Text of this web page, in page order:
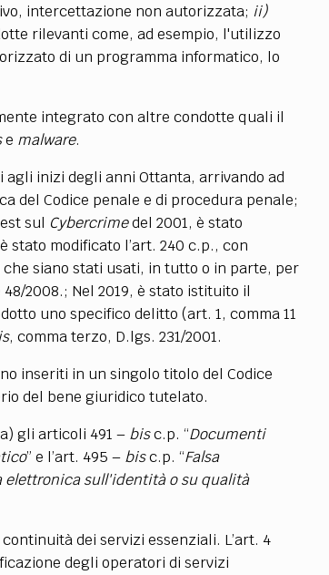
intercettazione non autorizzata; ii)
rilevanti come, ad esempio, l'utilizzo
di un programma informatico, lo
integrato con altre condotte quali il
e malware.
inizi degli anni Ottanta, arrivando ad
del Codice penale e di procedura penale;
sul Cybercrimedel 2001, è stato
stato modificato l’art. 240 c.p., con
siano stati usati, in tutto o in parte, per
2008.; Nel 2019, è stato istituito il
uno specifico delitto (art. 1, comma 11
, comma terzo, D.lgs. 231/2001.
inseriti in un singolo titolo del Codice
del bene giuridico tutelato.
gli articoli 491 – bisc.p. “Documenti
” e l’art. 495 – bisc.p. “Falsa
sull'identità o su qualità
dei servizi essenziali. L’art. 4
degli operatori di servizi